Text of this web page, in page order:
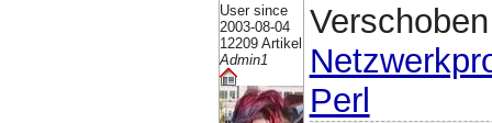
User since
2003-08-04
12209 Artikel
Admin1
Perl